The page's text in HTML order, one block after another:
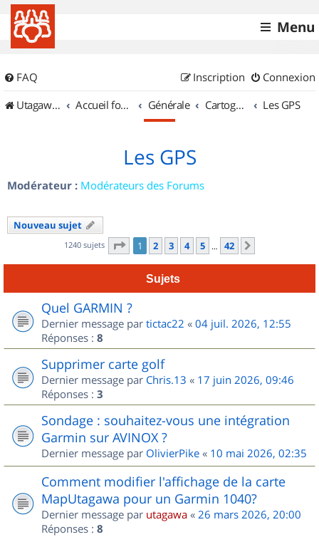
Menu
FAQ Connexion
Inscription
UtagawaVTT (Randos VTT et VTTAE avec traces GPS)
Accueil forum Générale Cartographie et GPS Les GPS
Les GPS
Modérateur : Modérateurs des Forums
Nouveau sujet
1240 sujets Page 1sur
1 2 3 4 5 … 42
Sujets
Quel GARMIN ?
Dernier message par tictac22 « 04 juil. 2026, 12:55
Réponses : 8
Supprimer carte golf
Dernier message par Chris.13 « 17 juin 2026, 09:46
Réponses : 3
Sondage : souhaitez-vous une intégration
Garmin sur AVINOX ?
Dernier message par OlivierPike « 10 mai 2026, 02:35
Comment modifier l'affichage de la carte
MapUtagawa pour un Garmin 1040?
Dernier message par utagawa « 26 mars 2026, 20:00
Réponses : 8